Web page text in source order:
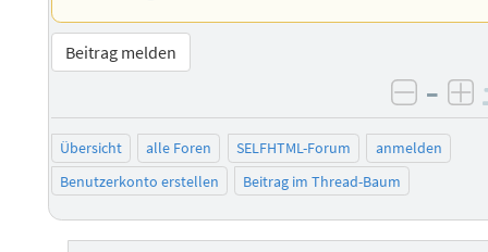
Beitrag melden
–
Übersicht alle Foren SELFHTML-Forum
anmelden
Benutzerkonto erstellen
Beitrag im Thread-Baum